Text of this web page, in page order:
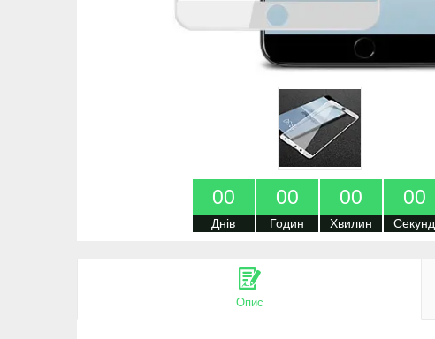
00
Днів
00
Годин
00
Хвилин
00
Секунд
Опис